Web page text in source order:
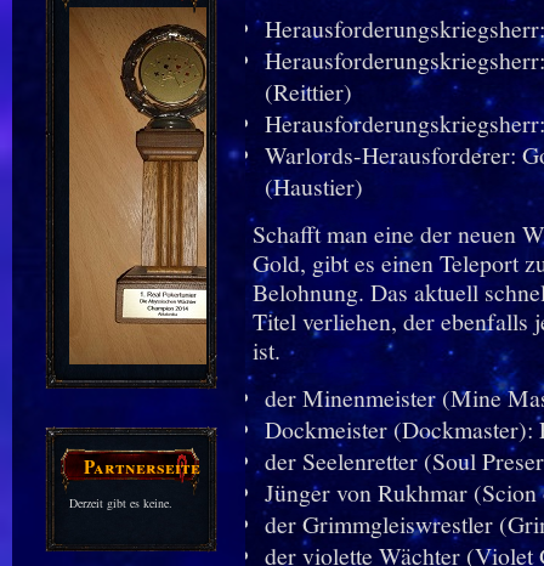
Partnerseiten
Derzeit gibt es keine.
(Reittier)
Warlords-Herausforderer:
(Haustier)
Schafft man eine der neuen
Gold, gibt es einen Teleport
Belohnung. Das aktuell
Titel verliehen, der ebenfalls
ist.
der Minenmeister(Mine
Dockmeister(Dockmaster):
der Seelenretter(Soul
Jünger von Rukhmar(Scion
der Grimmgleiswrestler
der violette Wächter(Violet